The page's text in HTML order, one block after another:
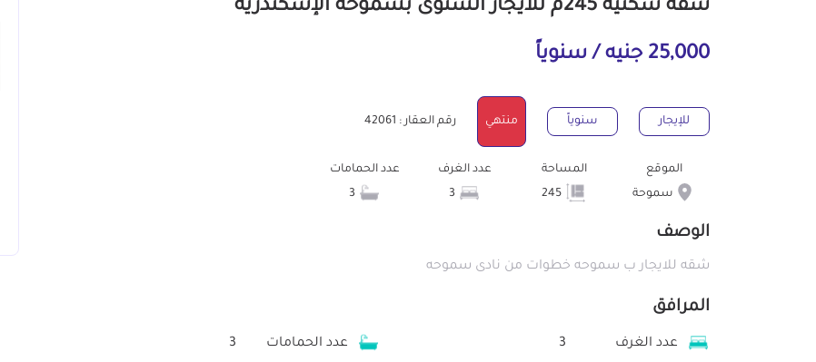
شقة سكنية 245م للايجار السنوى بسموحة الإسكندرية
25,000 جنيه / سنوياً
للإيجار سنوياً منتهي رقم العقار : 42061
الموقع
سموحة
المساحة
عدد الغرف
عدد الحمامات
الوصف
شقه للايجار ب سموحه خطوات من نادى سموحه
المرافق
عدد الغرف 3 عدد الحمامات 3